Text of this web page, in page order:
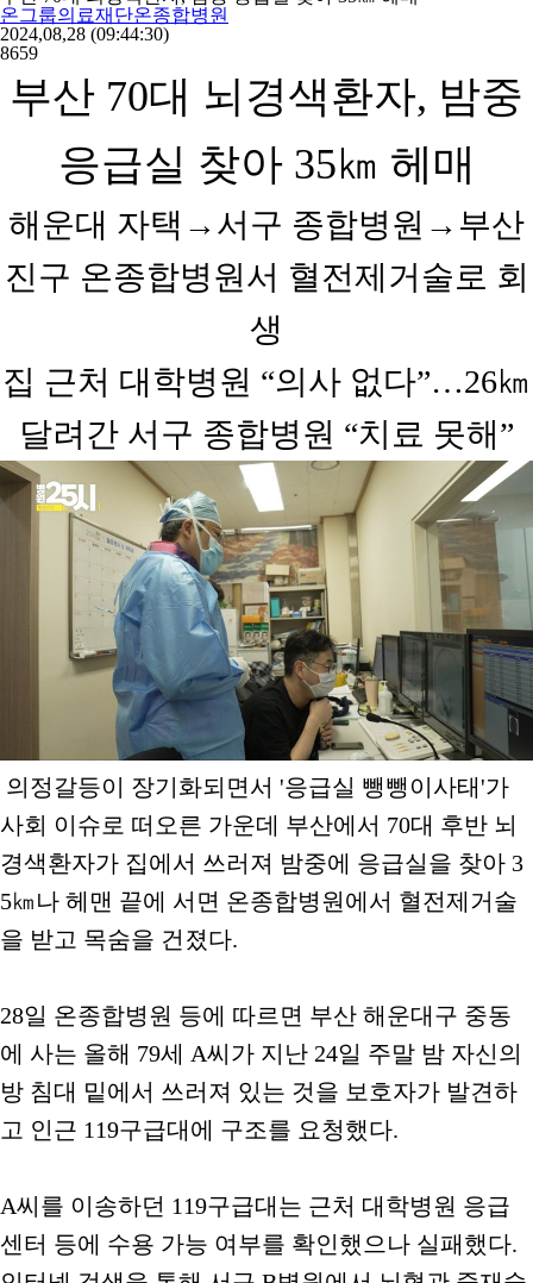
온그룹의료재단온종합병원
2024,08,28 (09:44:30)
8659
부산 70대 뇌경색환자, 밤중
응급실 찾아 35㎞ 헤매
해운대 자택→서구 종합병원→부산
진구 온종합병원서 혈전제거술로 회
생
집 근처 대학병원 “의사 없다”…26㎞
달려간 서구 종합병원 “치료 못해”
의정갈등이 장기화되면서 '응급실 뺑뺑이사태'가
사회 이슈로 떠오른 가운데 부산에서 70대 후반 뇌
경색환자가 집에서 쓰러져 밤중에 응급실을 찾아 3
5㎞나 헤맨 끝에 서면 온종합병원에서 혈전제거술
을 받고 목숨을 건졌다.
28일 온종합병원 등에 따르면 부산 해운대구 중동
에 사는 올해 79세 A씨가 지난 24일 주말 밤 자신의
방 침대 밑에서 쓰러져 있는 것을 보호자가 발견하
고 인근 119구급대에 구조를 요청했다.
A씨를 이송하던 119구급대는 근처 대학병원 응급
센터 등에 수용 가능 여부를 확인했으나 실패했다.